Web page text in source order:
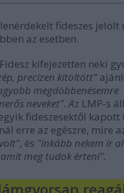
fideszes jelölt
az esetben.
kifejezetten neki
precízen kitöltött"
megdöbbenésemre
neveket". Az LMP-s
fideszesektől kapott
erre az egészre, mire
, és "inkább nekem ír
meg tudok érteni".